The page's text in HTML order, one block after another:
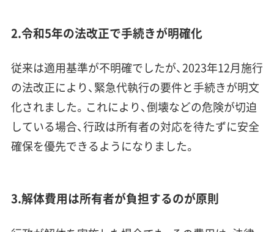
2.令和5年の法改正で手続きが明確化
従来は適用基準が不明確でしたが、2023年12月施行
の法改正により、緊急代執行の要件と手続きが明文
化されました。これにより、倒壊などの危険が切迫
している場合、行政は所有者の対応を待たずに安全
確保を優先できるようになりました。
3.解体費用は所有者が負担するのが原則